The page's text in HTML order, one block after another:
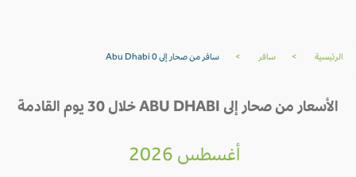
الرئيسية > سافر > سافر من صحار إلى Abu Dhabi 0
الأسعار من صحار إلى ABU DHABI خلال 30 يوم القادمة
أغسطس 2026